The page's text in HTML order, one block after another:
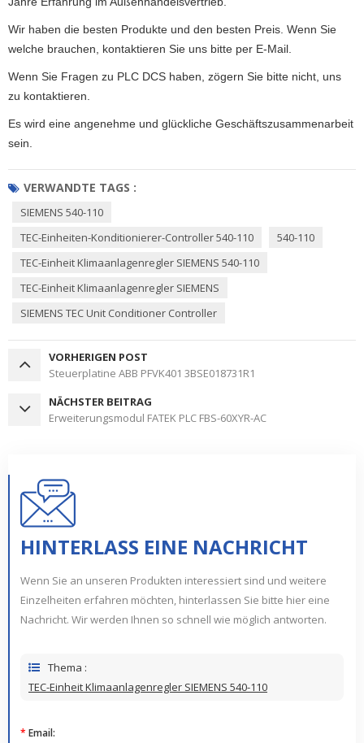
Wir haben die besten Produkte und den besten Preis. Wenn Sie
welche brauchen, kontaktieren Sie uns bitte per E-Mail.
Wenn Sie Fragen zu PLC DCS haben, zögern Sie bitte nicht, uns
zu kontaktieren.
Es wird eine angenehme und glückliche Geschäftszusammenarbeit
sein.
VERWANDTE TAGS :
SIEMENS 540-110
TEC-Einheiten-Konditionierer-Controller 540-110
540-110
TEC-Einheit Klimaanlagenregler SIEMENS 540-110
TEC-Einheit Klimaanlagenregler SIEMENS
SIEMENS TEC Unit Conditioner Controller
VORHERIGEN POST
Steuerplatine ABB PFVK401 3BSE018731R1
NÄCHSTER BEITRAG
Erweiterungsmodul FATEK PLC FBS-60XYR-AC
HINTERLASS EINE NACHRICHT
Wenn Sie an unseren Produkten interessiert sind und weitere
Einzelheiten erfahren möchten, hinterlassen Sie bitte hier eine
Nachricht. Wir werden Ihnen so schnell wie möglich antworten.
Thema :
TEC-Einheit Klimaanlagenregler SIEMENS 540-110
* Email: